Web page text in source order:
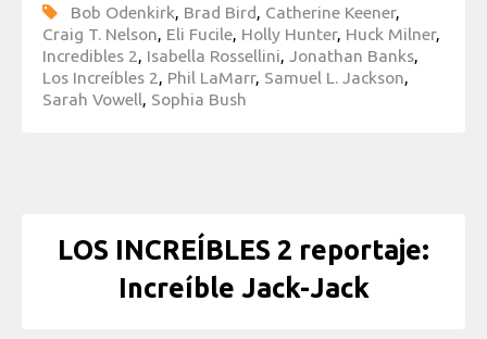
Bob Odenkirk, Brad Bird, Catherine Keener,
Craig T. Nelson, Eli Fucile, Holly Hunter, Huck Milner,
Incredibles 2, Isabella Rossellini, Jonathan Banks,
Los Increíbles 2, Phil LaMarr, Samuel L. Jackson,
Sarah Vowell, Sophia Bush
LOS INCREÍBLES 2 reportaje:
Increíble Jack-Jack